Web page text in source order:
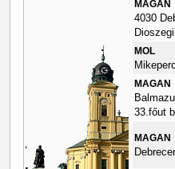
MAGAN
4030
MOL
MAGAN
33.főut
MAGAN